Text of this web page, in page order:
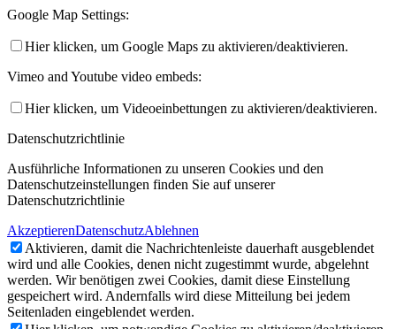
Google Map Settings:
Hier klicken, um Google Maps zu aktivieren/deaktivieren.
Vimeo and Youtube video embeds:
Hier klicken, um Videoeinbettungen zu aktivieren/deaktivieren.
Datenschutzrichtlinie
Ausführliche Informationen zu unseren Cookies und den
Datenschutzeinstellungen finden Sie auf unserer
Datenschutzrichtlinie
AkzeptierenDatenschutzAblehnen
Aktivieren, damit die Nachrichtenleiste dauerhaft ausgeblendet
wird und alle Cookies, denen nicht zugestimmt wurde, abgelehnt
werden. Wir benötigen zwei Cookies, damit diese Einstellung
gespeichert wird. Andernfalls wird diese Mitteilung bei jedem
Seitenladen eingeblendet werden.